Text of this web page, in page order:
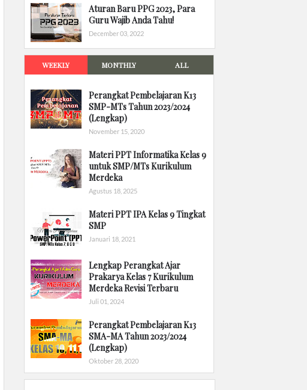
Aturan Baru PPG 2023, Para
Guru Wajib Anda Tahu!
December 03, 2022
WEEKLY MONTHLY ALL
Perangkat Pembelajaran K13
SMP-MTs Tahun 2023/2024
(Lengkap)
November 15, 2020
Materi PPT Informatika Kelas 9
untuk SMP/MTs Kurikulum
Merdeka
Agustus 18, 2025
Materi PPT IPA Kelas 9 Tingkat
SMP
Januari 18, 2021
Lengkap Perangkat Ajar
Prakarya Kelas 7 Kurikulum
Merdeka Revisi Terbaru
Juli 01, 2024
Perangkat Pembelajaran K13
SMA-MA Tahun 2023/2024
(Lengkap)
Oktober 28, 2020